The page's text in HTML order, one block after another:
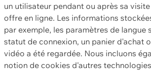
un utilisateur pendant ou après sa
offre en ligne. Les informations
par exemple, les paramètres de langue
statut de connexion, un panier d'achat
vidéo a été regardée. Nous incluons
notion de cookies d'autres